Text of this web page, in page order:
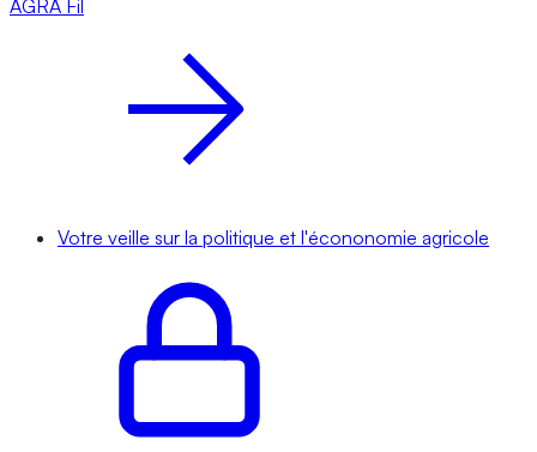
AGRA Fil
Votre veille sur la politique et l'écononomie agricole